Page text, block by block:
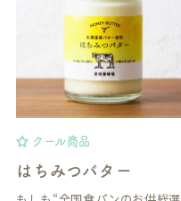
クール商品
はちみつバター